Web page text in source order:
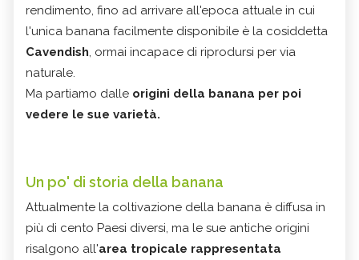
rendimento, fino ad arrivare all'epoca attuale in cui
l'unica banana facilmente disponibile è la cosiddetta
Cavendish, ormai incapace di riprodursi per via
naturale.
Ma partiamo dalle origini della banana per poi
vedere le sue varietà.
Un po' di storia della banana
Attualmente la coltivazione della banana è diffusa in
più di cento Paesi diversi, ma le sue antiche origini
risalgono all'area tropicale rappresentata